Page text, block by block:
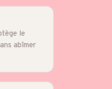
le
abîmer